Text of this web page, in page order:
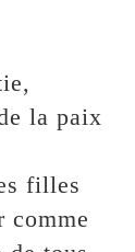
la paix
filles
comme